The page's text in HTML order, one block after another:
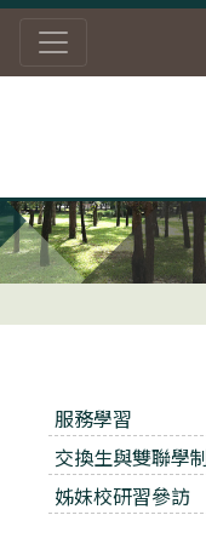
服務學習
交換生與雙聯學制
姊妹校研習參訪